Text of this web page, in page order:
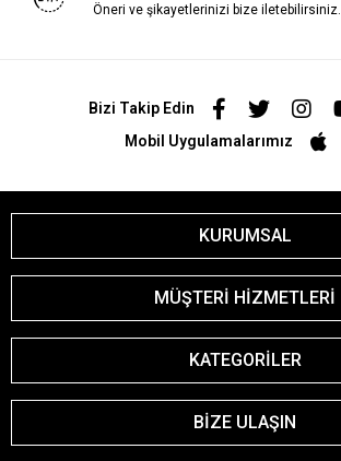
Öneri ve şikayetlerinizi bize iletebilirsiniz.
Bizi Takip Edin
Mobil Uygulamalarımız
KURUMSAL
MÜŞTERİ HİZMETLERİ
KATEGORİLER
BİZE ULAŞIN